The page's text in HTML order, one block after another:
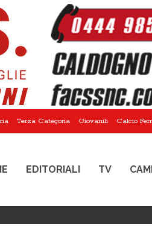
Terza Categoria Giovanili Calcio
EDITORIALI TV